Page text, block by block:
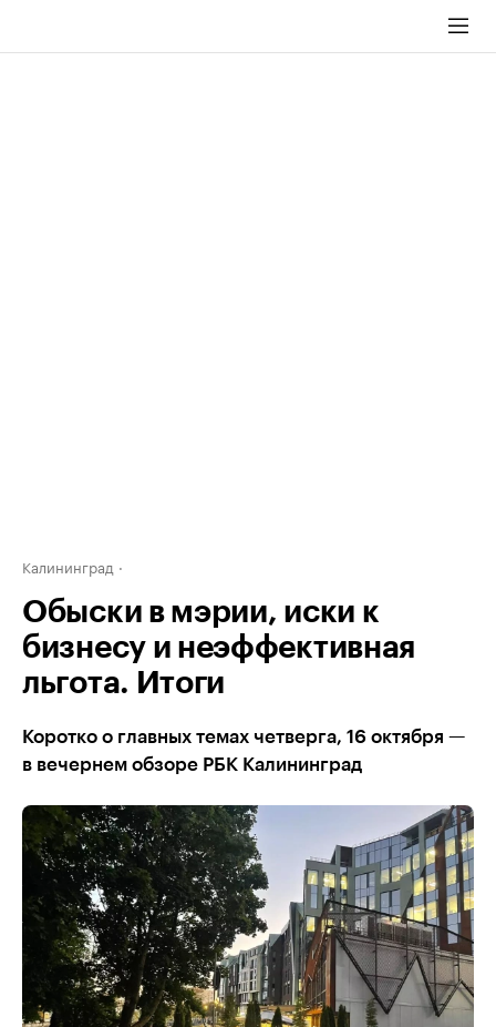
Калининград
Обыски в мэрии, иски к
бизнесу и неэффективная
льгота. Итоги
Коротко о главных темах четверга, 16 октября —
в вечернем обзоре РБК Калининград